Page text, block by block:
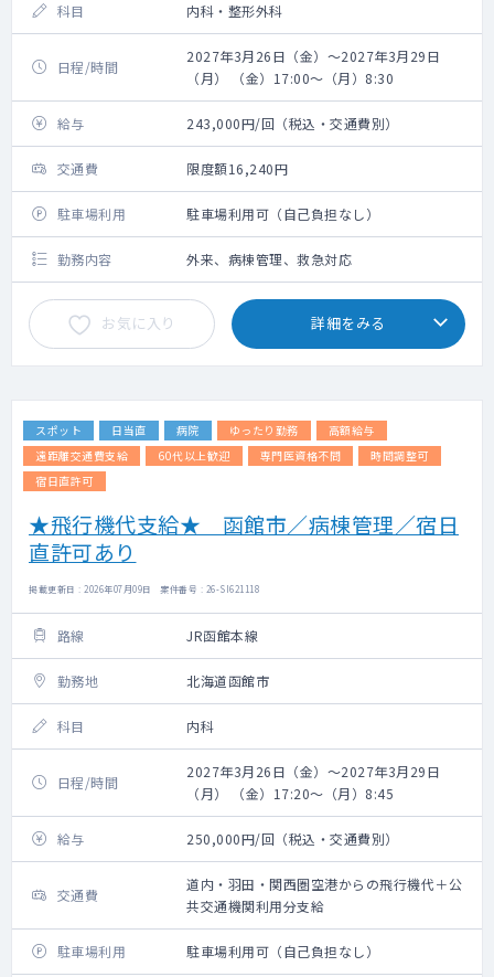
科目 内科・整形外科
日程/時間
2027年3月26日（金）～2027年3月29日
（月） （金）17:00～（月）8:30
給与 243,000円/回（税込・交通費別）
交通費 限度額16,240円
駐車場利用 駐車場利用可（自己負担なし）
勤務内容 外来、病棟管理、救急対応
お気に入り 詳細をみる
スポット 日当直 病院 ゆったり勤務
高額給与
遠距離交通費支給
60代以上歓迎 専門医資格不問
時間調整可
宿日直許可
★飛行機代支給★ 函館市／病棟管理／宿日
直許可あり
掲載更新日 : 2026年07月09日 案件番号 : 26-SI621118
路線 JR函館本線
勤務地 北海道函館市
科目 内科
日程/時間
2027年3月26日（金）～2027年3月29日
（月） （金）17:20～（月）8:45
給与 250,000円/回（税込・交通費別）
交通費
道内・羽田・関西圏空港からの飛行機代＋公
共交通機関利用分支給
駐車場利用 駐車場利用可（自己負担なし）